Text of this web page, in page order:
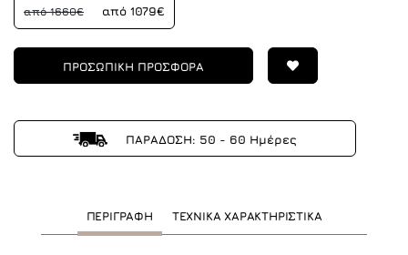
από 1660€ από 1079€
ΠΡΟΣΩΠΙΚΗ ΠΡΟΣΦΟΡΑ
ΠΑΡΑΔΟΣΗ: 50 - 60 Ημέρες
ΠΕΡΙΓΡΑΦΗ ΤΕΧΝΙΚΑ ΧΑΡΑΚΤΗΡΙΣΤΙΚΑ